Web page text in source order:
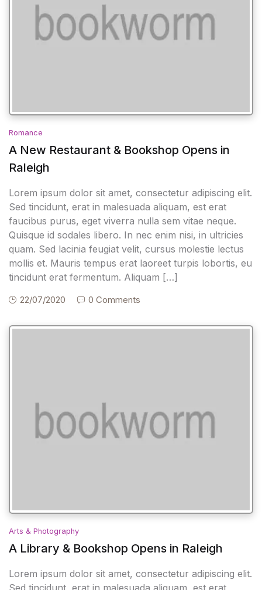
Romance
A New Restaurant & Bookshop Opens in
Raleigh
Lorem ipsum dolor sit amet, consectetur adipiscing elit.
Sed tincidunt, erat in malesuada aliquam, est erat
faucibus purus, eget viverra nulla sem vitae neque.
Quisque id sodales libero. In nec enim nisi, in ultricies
quam. Sed lacinia feugiat velit, cursus molestie lectus
mollis et. Mauris tempus erat laoreet turpis lobortis, eu
tincidunt erat fermentum. Aliquam […]
22/07/2020 0 Comments
Arts & Photography
A Library & Bookshop Opens in Raleigh
Lorem ipsum dolor sit amet, consectetur adipiscing elit.
Sed tincidunt, erat in malesuada aliquam, est erat